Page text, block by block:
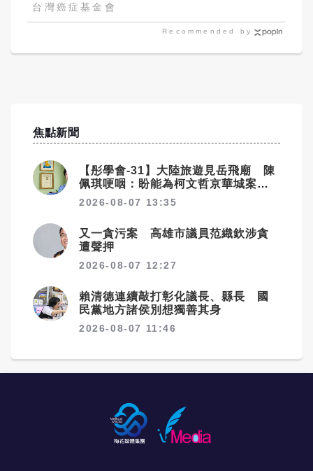
台灣癌症基金會
Recommended by
焦點新聞
【彤學會-31】大陸旅遊見岳飛廟 陳
佩琪哽咽：盼能為柯文哲京華城案平
反
2026-08-07 13:35
又一貪污案 高雄市議員范織欽涉貪
遭聲押
2026-08-07 12:27
賴清德連續敲打彰化議長、縣長 國
民黨地方諸侯別想獨善其身
2026-08-07 11:46